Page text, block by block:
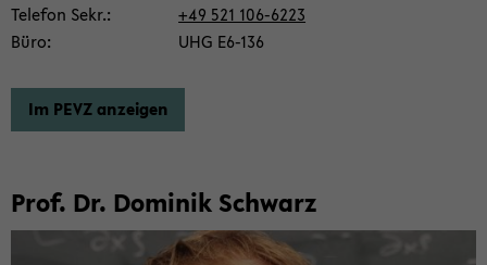
Te­le­fon Sekr.
+49 521 106-​6223
Büro
UHG E6-​136
Im PEVZ an­zei­gen
Prof. Dr. Do­mi­nik Schwarz